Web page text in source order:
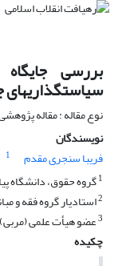
بررسی
سیاستگذاری‏های
نوع مقاله : مقاله
نویسندگان
فریبا سنجری مقدم
1
1گروه حقوق، دانشگاه
2استادیار گروه فقه و
3عضو هیأت علمی (مربی)،
چکیده